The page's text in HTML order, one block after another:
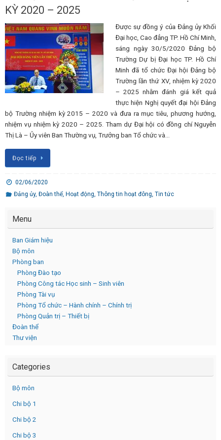
KỲ 2020 – 2025
Được sự đồng ý của Đảng ủy Khối
Đại học, Cao đẳng TP. Hồ Chí Minh,
sáng ngày 30/5/2020 Đảng bộ
Trường Dự bị Đại học TP. Hồ Chí
Minh đã tổ chức Đại hội Đảng bộ
Trường lần thứ XV, nhiệm kỳ 2020
– 2025 nhằm đánh giá kết quả
thực hiện Nghị quyết đại hội Đảng
bộ Trường nhiệm kỳ 2015 – 2020 và đưa ra mục tiêu, phương hướng,
nhiệm vụ nhiệm kỳ 2020 – 2025. Tham dự Đại hội có đồng chí Nguyễn
Thị Là – Ủy viên Ban Thường vụ, Trưởng ban Tổ chức và…
Đọc tiếp
02/06/2020
Đảng ủy, Đoàn thể, Hoạt động, Thông tin hoạt đông, Tin tức
Menu
Ban Giám hiệu
Bộ môn
Phòng ban
Phòng Đào tạo
Phòng Công tác Học sinh – Sinh viên
Phòng Tài vụ
Phòng Tổ chức – Hành chính – Chính trị
Phòng Quản trị – Thiết bị
Đoàn thể
Thư viện
Categories
Bộ môn
Chi bộ 1
Chi bộ 2
Chi bộ 3